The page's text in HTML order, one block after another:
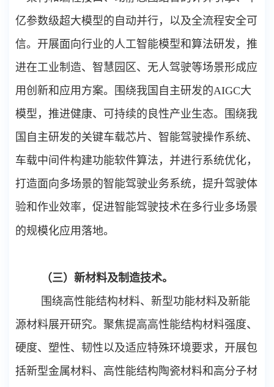
亿参数级超大模型的自动并行，以及全流程安全可
信。开展面向行业的人工智能模型和算法研发，推
进在工业制造、智慧园区、无人驾驶等场景形成应
用创新和应用方案。围绕我国自主研发的AIGC大
模型，推进健康、可持续的良性产业生态。围绕我
国自主研发的关键车载芯片、智能驾驶操作系统、
车载中间件构建功能软件算法，并进行系统优化，
打造面向多场景的智能驾驶业务系统，提升驾驶体
验和作业效率，促进智能驾驶技术在多行业多场景
的规模化应用落地。
（三）新材料及制造技术。
围绕高性能结构材料、新型功能材料及新能
源材料展开研究。聚焦提高高性能结构材料强度、
硬度、塑性、韧性以及适应特殊环境要求，开展包
括新型金属材料、高性能结构陶瓷材料和高分子材